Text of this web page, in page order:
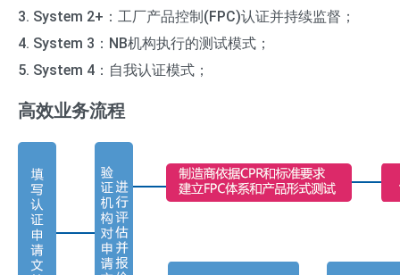
3. System 2+：工厂产品控制(FPC)认证并持续监督；
4. System 3：NB机构执行的测试模式；
5. System 4：自我认证模式；
高效业务流程